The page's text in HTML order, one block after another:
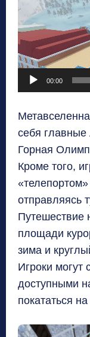
д
е
о
п
е
00:00
себя главные
Горная
Кроме того,
отправляясь
Путешествие
площади
зима и
Игроки могут
доступными
покататься